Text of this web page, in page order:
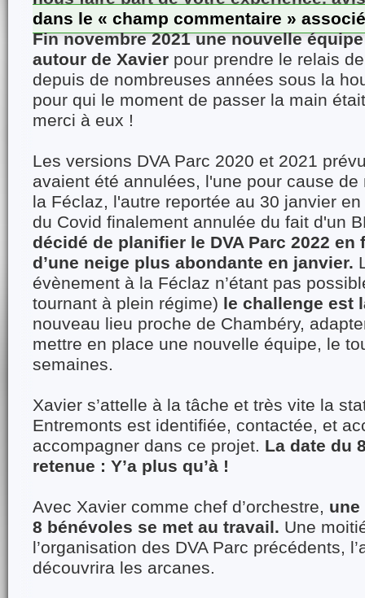
dans le « champ commentaire »
Fin novembre 2021 une nouvelle
autour de Xavier pour prendre le relais
depuis de nombreuses années sous la
pour qui le moment de passer la main
merci à eux !
Les versions DVA Parc 2020 et 2021
avaient été annulées, l'une pour cause
la Féclaz, l'autre reportée au 30 janvier
du Covid finalement annulée du fait d'un
décidé de planifier le DVA Parc 2022 en
d’une neige plus abondante en janvier.
évènement à la Féclaz n’étant pas
tournant à plein régime) le challenge est
nouveau lieu proche de Chambéry,
mettre en place une nouvelle équipe, le
semaines.
Xavier s’attelle à la tâche et très vite la
Entremonts est identifiée, contactée, et
accompagner dans ce projet. La date du
retenue : Y’a plus qu’à !
Avec Xavier comme chef d’orchestre, une
8 bénévoles se met au travail. Une
l’organisation des DVA Parc précédents,
découvrira les arcanes.